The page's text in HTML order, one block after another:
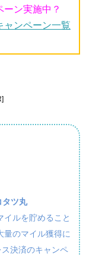
ン実施中？
ンペーン一覧
タツ丸
ルを貯めること
量のマイル獲得に
決済のキャンペ